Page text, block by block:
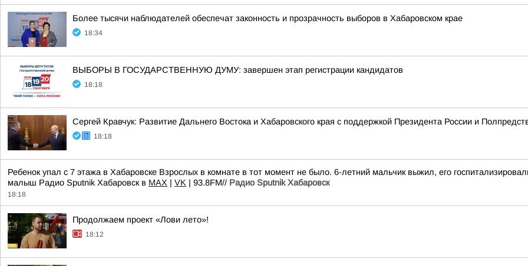
Более тысячи наблюдателей обеспечат законность и прозрачность выборов в Хабаровском крае
18:34
ВЫБОРЫ В ГОСУДАРСТВЕННУЮ ДУМУ: завершен этап регистрации кандидатов
18:18
Сергей Кравчук: Развитие Дальнего Востока и Хабаровского края с поддержкой Президента России и
18:18
Ребенок упал с 7 этажа в Хабаровске Взрослых в комнате в тот момент не было. 6-летний мальчик выжил, его
малыш Радио Sputnik Хабаровск в MAX | VK | 93.8FM// Радио Sputnik Хабаровск
18:18
Продолжаем проект «Лови лето»!
18:12